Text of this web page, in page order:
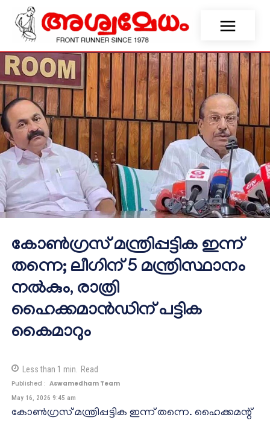
കോൺഗ്രസ് മന്ത്രിപ്പട്ടിക ഇന്ന്
തന്നെ; ലീഗിന് 5 മന്ത്രിസ്ഥാനം
നൽകും, രാത്രി
ഹൈക്കമാൻഡിന് പട്ടിക
കൈമാറും
Less than 1 min. Read
Published : Aswamedham Team
May 16, 2026 9:45 am
കോൺഗ്രസ് മന്ത്രിപ്പട്ടിക ഇന്ന് തന്നെ. ഹൈക്കമന്റ്